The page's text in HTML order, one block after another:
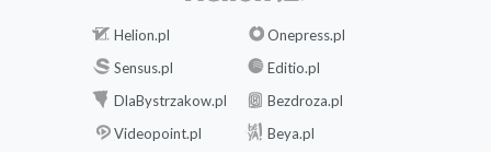
Helion.pl
Onepress.pl
Sensus.pl
Editio.pl
DlaBystrzakow.pl
Bezdroza.pl
Videopoint.pl
Beya.pl